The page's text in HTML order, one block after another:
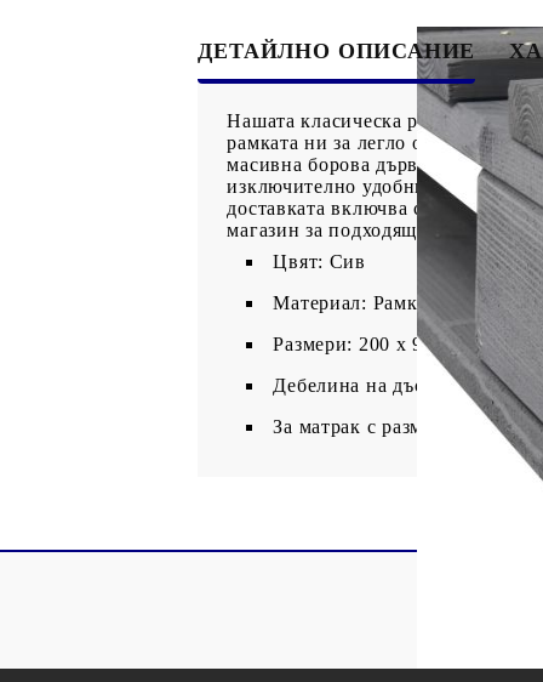
ДЕТАЙЛНО ОПИСАНИЕ
Нашата класическа рамка за
рамката ни за легло от масивна
масивна борова дървесина, тази
изключително удобни. Тази
доставката включва само рамка
магазин за подходящи матраци.
Цвят: Сив
Материал: Рамка от борова
Размери: 200 х 90 х 14 см
Дебелина на дъската: 20 мм
За матрак с размери: 90 x